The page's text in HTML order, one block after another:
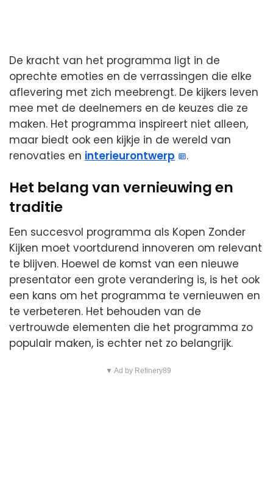
De kracht van het programma ligt in de
oprechte emoties en de verrassingen die elke
aflevering met zich meebrengt. De kijkers leven
mee met de deelnemers en de keuzes die ze
maken. Het programma inspireert niet alleen,
maar biedt ook een kijkje in de wereld van
renovaties en interieurontwerp .
Het belang van vernieuwing en
traditie
Een succesvol programma als Kopen Zonder
Kijken moet voortdurend innoveren om relevant
te blijven. Hoewel de komst van een nieuwe
presentator een grote verandering is, is het ook
een kans om het programma te vernieuwen en
te verbeteren. Het behouden van de
vertrouwde elementen die het programma zo
populair maken, is echter net zo belangrijk.
▼ Ad by Refinery89